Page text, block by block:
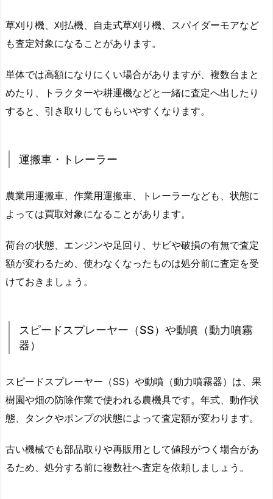
草刈り機、刈払機、自走式草刈り機、スパイダーモアなど
も査定対象になることがあります。
単体では高額になりにくい場合がありますが、複数台まと
めたり、トラクターや耕運機などと一緒に査定へ出したり
すると、引き取りしてもらいやすくなります。
運搬車・トレーラー
農業用運搬車、作業用運搬車、トレーラーなども、状態に
よっては買取対象になることがあります。
荷台の状態、エンジンや足回り、サビや破損の有無で査定
額が変わるため、使わなくなったものは処分前に査定を受
けておきましょう。
スピードスプレーヤー（SS）や動噴（動力噴霧
器）
スピードスプレーヤー（SS）や動噴（動力噴霧器）は、果
樹園や畑の防除作業で使われる農機具です。年式、動作状
態、タンクやポンプの状態によって査定額が変わります。
古い機械でも部品取りや再販用として値段がつく場合があ
るため、処分する前に複数社へ査定を依頼しましょう。